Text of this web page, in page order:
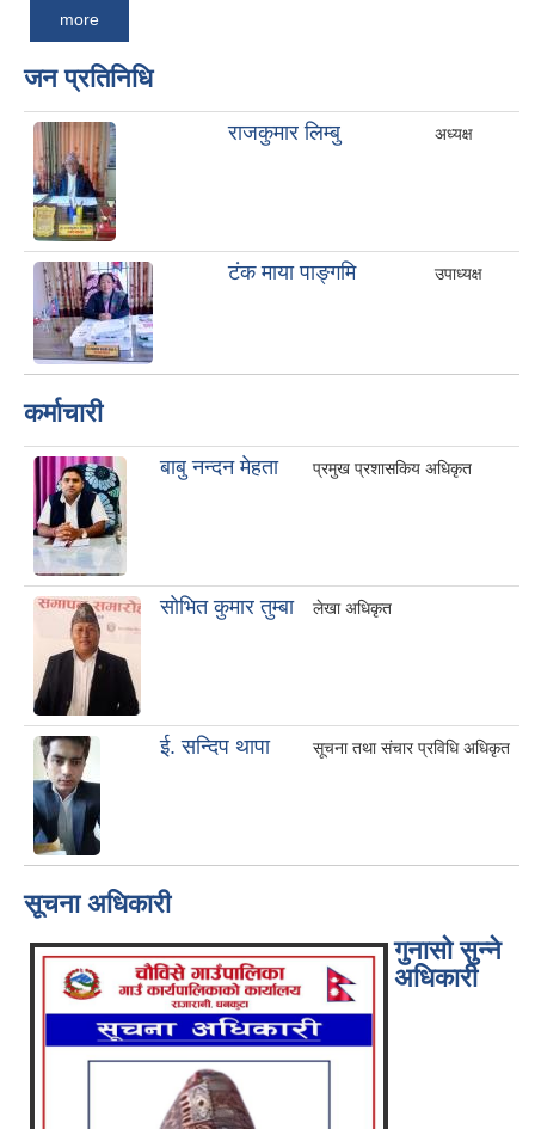
more
जन प्रतिनिधि
राजकुमार लिम्बु अध्यक्ष
टंक माया पाङ्गमि उपाध्यक्ष
कर्माचारी
बाबु नन्दन मेहता प्रमुख प्रशासकिय अधिकृत
साेभित कुमार तुम्बा लेखा अधिकृत
ई. सन्दिप थापा सूचना तथा संचार प्रविधि अधिकृत
सूचना अधिकारी
गुनासो सुन्ने
अधिकारी